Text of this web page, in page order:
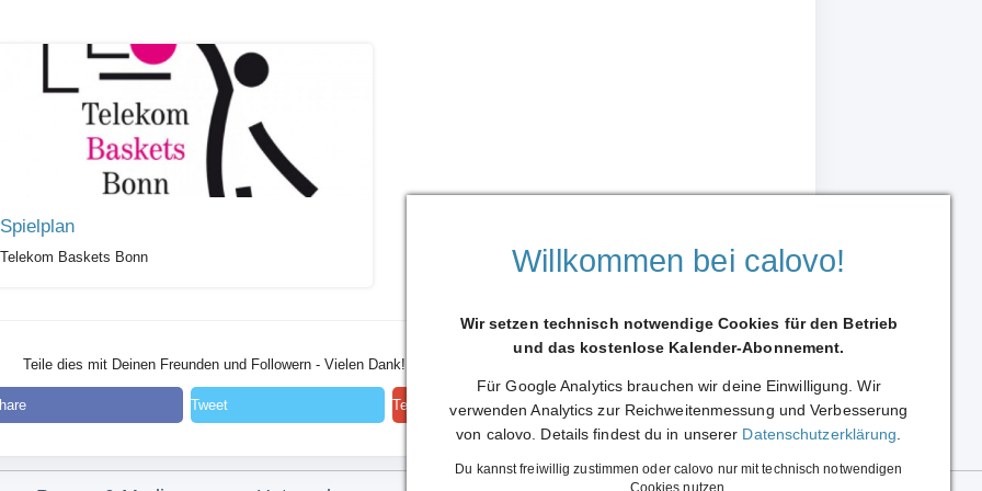
Spielplan
Telekom Baskets Bonn
Teile dies mit Deinen Freunden und Followern - Vielen Dank!
Tweet Teilen Weiterleiten
Willkommen bei calovo!
Wir setzen technisch notwendige Cookies für den Betrieb
und das kostenlose Kalender-Abonnement.
Für Google Analytics brauchen wir deine Einwilligung. Wir
verwenden Analytics zur Reichweitenmessung und Verbesserung
von calovo. Details findest du in unserer Datenschutzerklärung
Du kannst freiwillig zustimmen oder calovo nur mit technisch notwendigen
Cookies nutzen.